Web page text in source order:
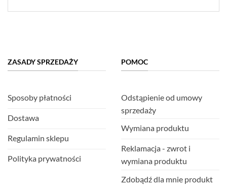
ZASADY SPRZEDAŻY
Sposoby płatności
Dostawa
Regulamin sklepu
Polityka prywatności
POMOC
Odstąpienie od umowy
sprzedaży
Wymiana produktu
Reklamacja - zwrot i
wymiana produktu
Zdobądź dla mnie produkt